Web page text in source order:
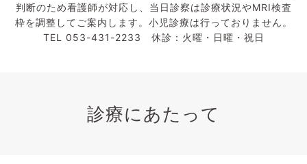
判断のため看護師が対応し、当日診察は診療状況やMRI検査
枠を調整してご案内します。小児診療は行っておりません。
TEL 053-431-2233 休診：火曜・日曜・祝日
診療にあたって